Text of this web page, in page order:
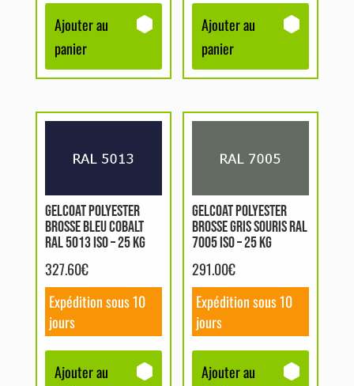
Ajouter au
panier
Ajouter au
panier
GELCOAT POLYESTER
BROSSE BLEU COBALT
RAL 5013 ISO – 25 KG
327.60€
Expédition sous 10
jours
Ajouter au
GELCOAT POLYESTER
BROSSE GRIS SOURIS RAL
7005 ISO – 25 KG
291.00€
Expédition sous 10
jours
Ajouter au